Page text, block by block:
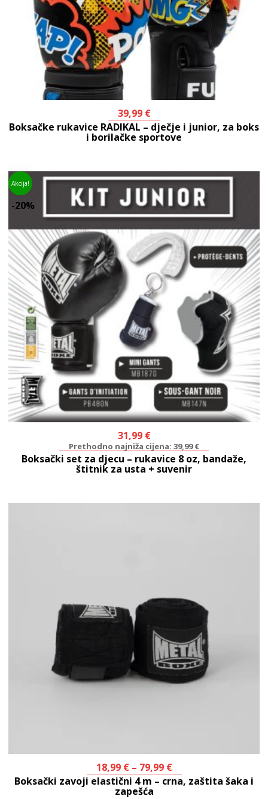
39,99 €
Boksačke rukavice RADIKAL – dječje i junior, za boks
i borilačke sportove
-20%
31,99 €
Prethodno najniža cijena: 39,99€
Boksački set za djecu – rukavice 8 oz, bandaže,
štitnik za usta + suvenir
Akcija!
18,99 €– 79,99 €
Boksački zavoji elastični 4 m – crna, zaštita šaka i
zapešća